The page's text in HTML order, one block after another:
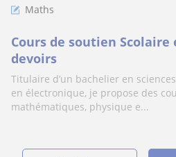
Maths
Cours de soutien
devoirs
Titulaire d’un bachelier en
en électronique, je propose des
mathématiques, physique e...